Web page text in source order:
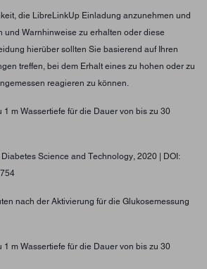
die LibreLinkUp Einladung anzunehmen und
und Warnhinweise zu erhalten oder diese
hierüber sollten Sie basierend auf Ihren
treffen, bei dem Erhalt eines zu hohen oder zu
reagieren zu können.
1 m Wassertiefe für die Dauer von bis zu 30
Science and Technology, 2020 | DOI:
nach der Aktivierung für die Glukosemessung
1 m Wassertiefe für die Dauer von bis zu 30